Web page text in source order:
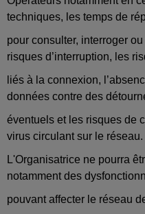
techniques, les temps de
pour consulter, interroger
risques d’interruption, les
liés à la connexion,
données contre des
éventuels et les risques de
virus circulant sur le réseau.
L'Organisatrice ne pourra
notamment des
pouvant affecter le réseau